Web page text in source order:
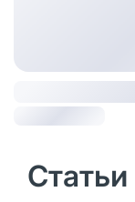
Статьи